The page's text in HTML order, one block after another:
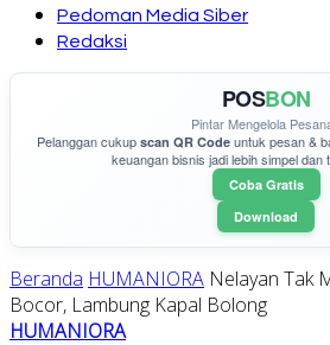
Pedoman Media Siber
Redaksi
POSBON
Pintar Mengelola
Pelanggan cukup scan QR Codeuntuk pesan &
keuangan bisnis jadi lebih simpel dan
Coba Gratis
Download
Beranda HUMANIORA Nelayan Tak
Bocor, Lambung Kapal Bolong
HUMANIORA